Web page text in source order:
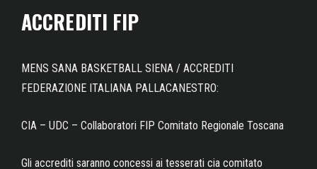
ACCREDITI FIP
MENS SANA BASKETBALL SIENA / ACCREDITI
FEDERAZIONE ITALIANA PALLACANESTRO:
CIA – UDC – Collaboratori FIP Comitato Regionale Toscana
Gli accrediti saranno concessi ai tesserati cia comitato